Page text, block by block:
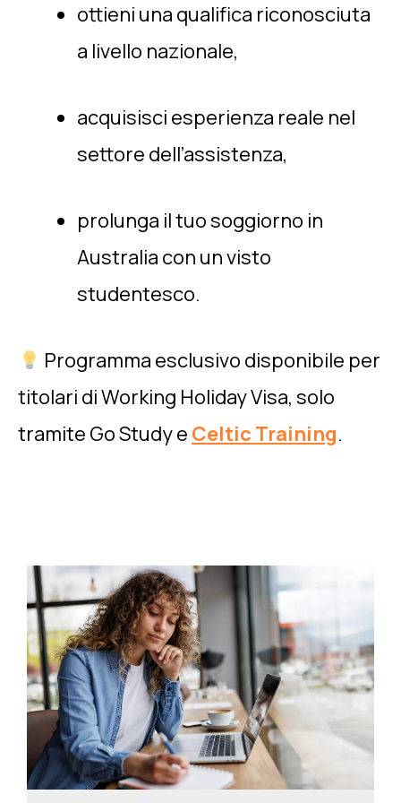
ottieni una qualifica riconosciuta
a livello nazionale,
acquisisci esperienza reale nel
settore dell’assistenza,
prolunga il tuo soggiorno in
Australia con un visto
studentesco.
Programma esclusivo disponibile per
titolari di Working Holiday Visa, solo
tramite Go Study e Celtic Training.